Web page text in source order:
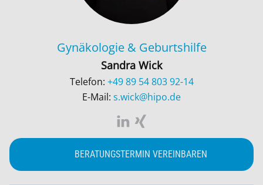
Gynäkologie & Geburtshilfe
Sandra Wick
Telefon: +49 89 54 803 92-14
E-Mail: s.wick@hipo.de
BERATUNGSTERMIN VEREINBAREN